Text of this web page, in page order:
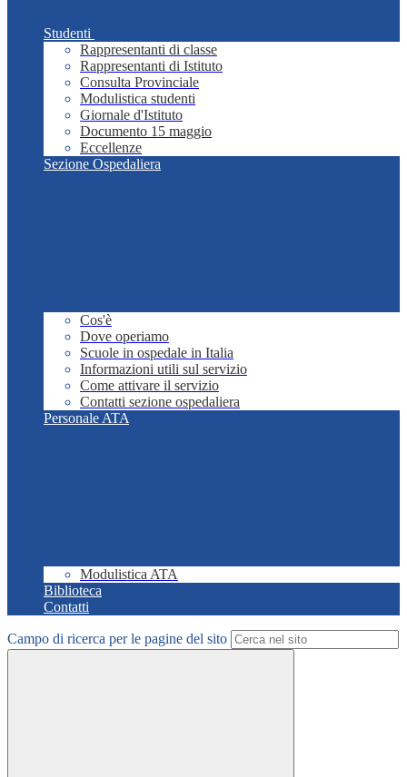
Studenti
Rappresentanti di classe
Rappresentanti di Istituto
Consulta Provinciale
Modulistica studenti
Giornale d'Istituto
Documento 15 maggio
Eccellenze
Sezione Ospedaliera
Cos'è
Dove operiamo
Scuole in ospedale in Italia
Informazioni utili sul servizio
Come attivare il servizio
Contatti sezione ospedaliera
Personale ATA
Modulistica ATA
Biblioteca
Contatti
Campo di ricerca per le pagine del sito